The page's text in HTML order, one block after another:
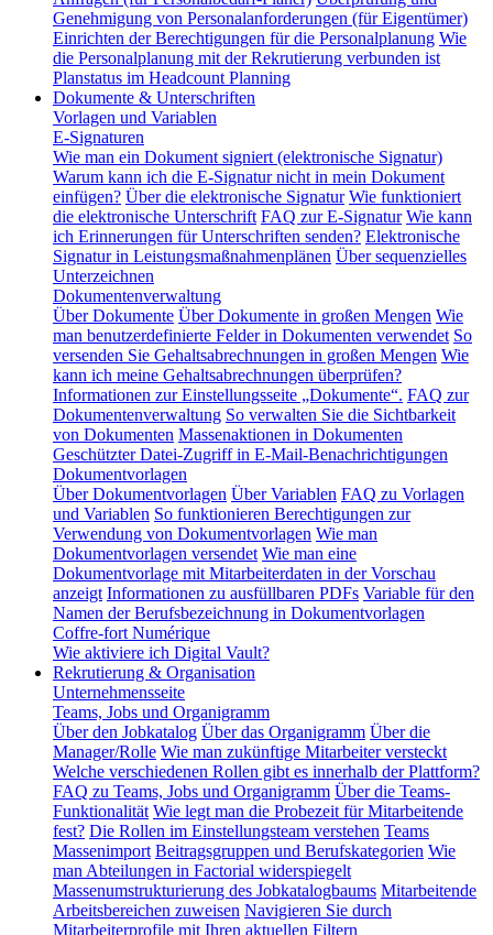
Genehmigung von Personalanforderungen (für Eigentümer)
Einrichten der Berechtigungen für die Personalplanung Wie
die Personalplanung mit der Rekrutierung verbunden ist
Planstatus im Headcount Planning
Dokumente & Unterschriften
Vorlagen und Variablen
E-Signaturen
Wie man ein Dokument signiert (elektronische Signatur)
Warum kann ich die E-Signatur nicht in mein Dokument
einfügen? Über die elektronische Signatur Wie funktioniert
die elektronische Unterschrift FAQ zur E-Signatur Wie kann
ich Erinnerungen für Unterschriften senden? Elektronische
Signatur in Leistungsmaßnahmenplänen Über sequenzielles
Unterzeichnen
Dokumentenverwaltung
Über Dokumente Über Dokumente in großen Mengen Wie
man benutzerdefinierte Felder in Dokumenten verwendet So
versenden Sie Gehaltsabrechnungen in großen Mengen Wie
kann ich meine Gehaltsabrechnungen überprüfen?
Informationen zur Einstellungsseite „Dokumente“. FAQ zur
Dokumentenverwaltung So verwalten Sie die Sichtbarkeit
von Dokumenten Massenaktionen in Dokumenten
Geschützter Datei-Zugriff in E-Mail-Benachrichtigungen
Dokumentvorlagen
Über Dokumentvorlagen Über Variablen FAQ zu Vorlagen
und Variablen So funktionieren Berechtigungen zur
Verwendung von Dokumentvorlagen Wie man
Dokumentvorlagen versendet Wie man eine
Dokumentvorlage mit Mitarbeiterdaten in der Vorschau
anzeigt Informationen zu ausfüllbaren PDFs Variable für den
Namen der Berufsbezeichnung in Dokumentvorlagen
Coffre-fort Numérique
Wie aktiviere ich Digital Vault?
Rekrutierung & Organisation
Unternehmensseite
Teams, Jobs und Organigramm
Über den Jobkatalog Über das Organigramm Über die
Manager/Rolle Wie man zukünftige Mitarbeiter versteckt
Welche verschiedenen Rollen gibt es innerhalb der Plattform?
FAQ zu Teams, Jobs und Organigramm Über die Teams-
Funktionalität Wie legt man die Probezeit für Mitarbeitende
fest? Die Rollen im Einstellungsteam verstehen Teams
Massenimport Beitragsgruppen und Berufskategorien Wie
man Abteilungen in Factorial widerspiegelt
Massenumstrukturierung des Jobkatalogbaums Mitarbeitende
Arbeitsbereichen zuweisen Navigieren Sie durch
Mitarbeiterprofile mit Ihren aktuellen Filtern